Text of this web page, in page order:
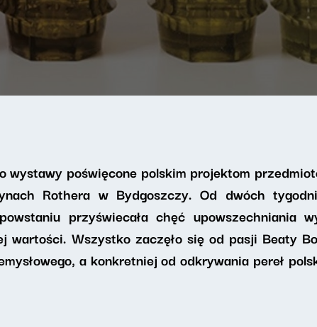
poświęcone polskim projektom
Rothera w Bydgoszczy. Od dwóch
przyświecała chęć upowszechniania
wartości. Wszystko zaczęło się od pasji Beaty
a konkretniej od odkrywania pereł